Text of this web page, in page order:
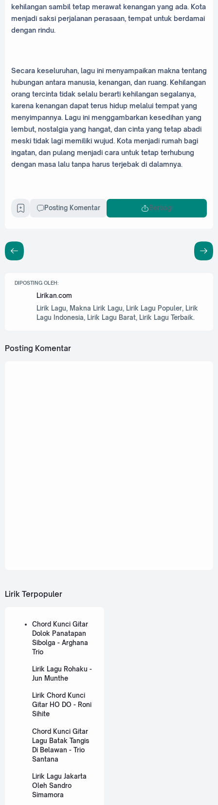
kehilangan sambil tetap merawat kenangan yang ada. Kota
menjadi saksi perjalanan perasaan, tempat untuk berdamai
dengan rindu.
Secara keseluruhan, lagu ini menyampaikan makna tentang
hubungan antara manusia, kenangan, dan ruang. Kehilangan
orang tercinta tidak selalu berarti kehilangan segalanya,
karena kenangan dapat terus hidup melalui tempat yang
menyimpannya. Lagu ini menggambarkan kesedihan yang
lembut, nostalgia yang hangat, dan cinta yang tetap abadi
meski tidak lagi memiliki wujud. Kota menjadi rumah bagi
ingatan, dan pulang menjadi cara untuk tetap terhubung
dengan masa lalu tanpa harus terjebak di dalamnya.
Posting Komentar Berbagi
DIPOSTING OLEH:
Lirikan.com
Lirik Lagu, Makna Lirik Lagu, Lirik Lagu Populer, Lirik
Lagu Indonesia, Lirik Lagu Barat, Lirik Lagu Terbaik.
Posting Komentar
Lirik Terpopuler
Chord Kunci Gitar
Dolok Panatapan
Sibolga - Arghana
Trio
Lirik Lagu Rohaku -
Jun Munthe
Lirik Chord Kunci
Gitar HO DO - Roni
Sihite
Chord Kunci Gitar
Lagu Batak Tangis
Di Belawan - Trio
Santana
Lirik Lagu Jakarta
Oleh Sandro
Simamora